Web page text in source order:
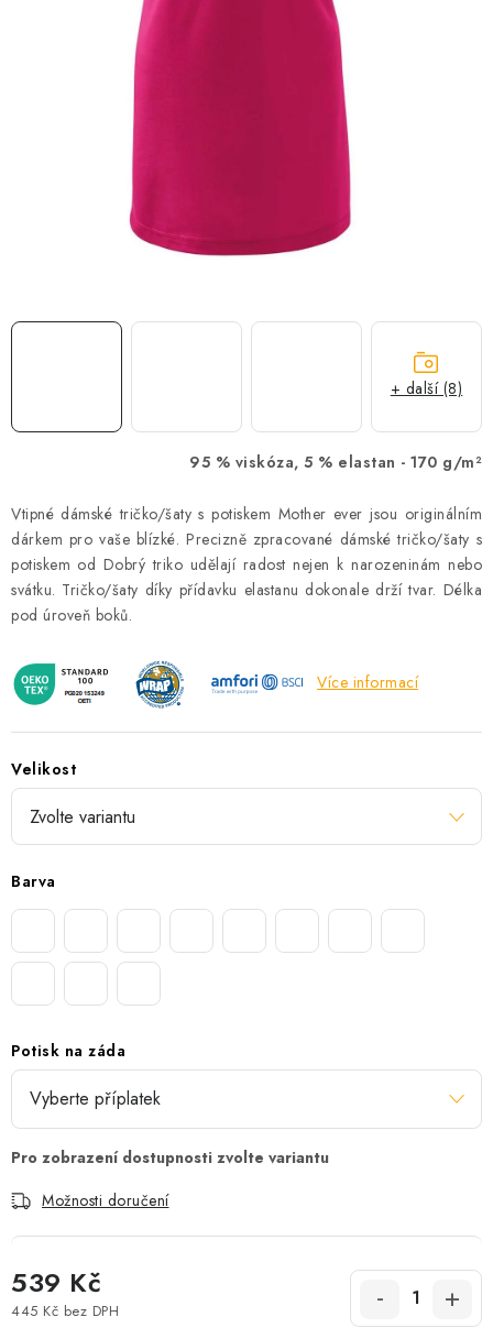
MÁM SRDCE POMÁHÁM
PROVIZNÍ SYSTÉM
Časté otázky
Obchodní podmínky
95 % viskóza, 5 % elastan - 170 g/m²
Vtipné dámské tričko/šaty s potiskem Mother ever jsou originálním
dárkem pro vaše blízké. Precizně zpracované dámské tričko/šaty s
potiskem od Dobrý triko udělají radost nejen k narozeninám nebo
svátku. Tričko/šaty díky přídavku elastanu dokonale drží tvar. Délka
pod úroveň boků.
Více informací
Velikost
Barva
Potisk na záda
Možnosti doručení
539 Kč
445 Kč bez DPH
+ další (8)